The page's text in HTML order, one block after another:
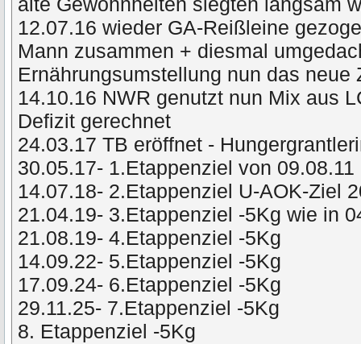
12.07.16 wieder GA-Reißleine
Mann zusammen + diesmal
Ernährungsumstellung nun das neue
14.10.16 NWR genutzt nun Mix aus
Defizit gerechnet
24.03.17 TB eröffnet -
30.05.17- 1.Etappenziel von 09.08.11
14.07.18- 2.Etappenziel U-AOK-Ziel
21.04.19- 3.Etappenziel -5Kg wie in
21.08.19- 4.Etappenziel -5Kg
14.09.22- 5.Etappenziel -5Kg
17.09.24- 6.Etappenziel -5Kg
29.11.25- 7.Etappenziel -5Kg
8. Etappenziel -5Kg